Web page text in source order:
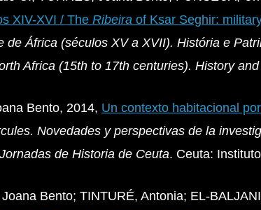
XIV-XVI / The Ribeira of Ksar Seghir:
de África (séculos XV a XVII). História e
Africa (15th to 17th centuries). History
Bento, 2014, Un contexto habitacional
Novedades y perspectivas de la
de Historia de Ceuta. Ceuta:
Bento; TINTURÉ, Antonia; EL-